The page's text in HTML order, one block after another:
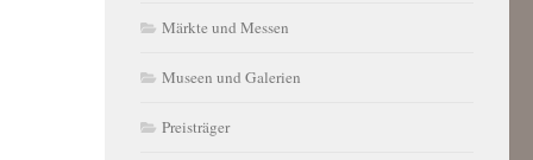
Märkte und Messen
Museen und Galerien
Preisträger